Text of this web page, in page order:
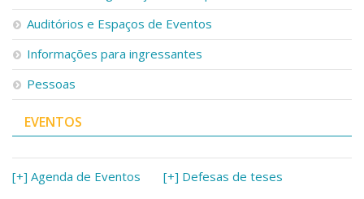
Auditórios e Espaços de Eventos
Informações para ingressantes
Pessoas
EVENTOS
[+] Agenda de Eventos [+] Defesas de teses